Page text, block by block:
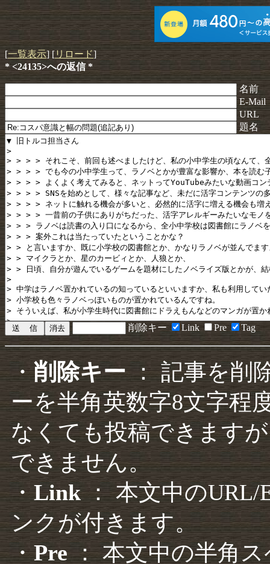
[一覧表示] [リロード]
* <24135>への返信 *
名前
E-Mail
URL
題名
削除キー Link Pre Tag
・削除キー： 記事を削
ーを半角英数字8文字程
なくても投稿できます
できません。
・Link： 本文中のURL/
ンクが付きます。
・Pre： 本文中の半角